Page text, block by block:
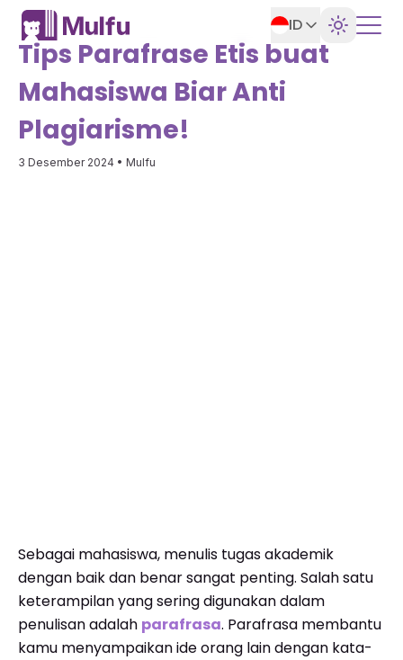
ID
Tips Parafrase Etis buat
Mahasiswa Biar Anti
Plagiarisme!
3 Desember 2024 • Mulfu
Sebagai mahasiswa, menulis tugas akademik
dengan baik dan benar sangat penting. Salah satu
keterampilan yang sering digunakan dalam
penulisan adalah parafrasa. Parafrasa membantu
kamu menyampaikan ide orang lain dengan kata-